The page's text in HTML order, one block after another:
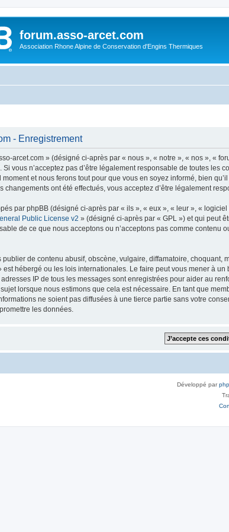
forum.asso-arcet.com
Association Rhone Alpine de Conservation d'Engins Thermiques
- Enregistrement
arcet.com » (désigné ci-après par « nous », « notre », « nos », «
vous n’acceptez pas d’être légalement responsable de toutes les
moment et nous ferons tout pour que vous en soyez informé, bien
changements ont été effectués, vous acceptez d’être légalement
par phpBB (désigné ci-après par « ils », « eux », « leur », «
Public License v2 » (désigné ci-après par « GPL ») et qui peut
de ce que nous acceptons ou n’acceptons pas comme
publier de contenu abusif, obscène, vulgaire, diffamatoire,
est hébergé ou les lois internationales. Le faire peut vous mener à
IP de tous les messages sont enregistrées pour aider au
lorsque nous estimons que cela est nécessaire. En tant que
ne soient pas diffusées à une tierce partie sans votre
les données.
Développé par